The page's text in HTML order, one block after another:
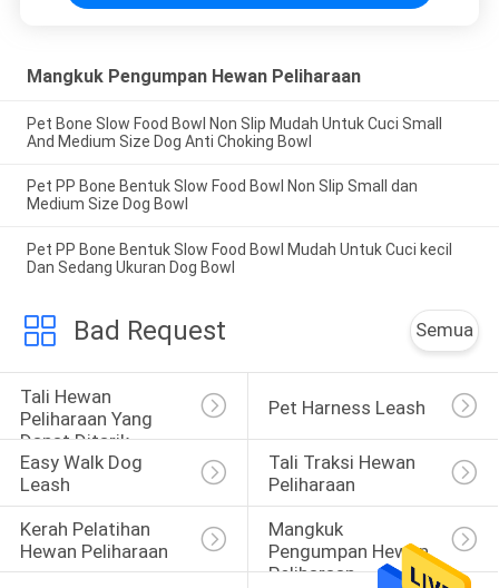
Mangkuk Pengumpan Hewan Peliharaan
Pet Bone Slow Food Bowl Non Slip Mudah Untuk Cuci Small
And Medium Size Dog Anti Choking Bowl
Pet PP Bone Bentuk Slow Food Bowl Non Slip Small dan
Medium Size Dog Bowl
Pet PP Bone Bentuk Slow Food Bowl Mudah Untuk Cuci kecil
Dan Sedang Ukuran Dog Bowl
Bad Request Semua
Tali Hewan
Peliharaan Yang
Dapat Ditarik
Pet Harness Leash
Easy Walk Dog
Leash
Tali Traksi Hewan
Peliharaan
Kerah Pelatihan
Hewan Peliharaan
Mangkuk
Pengumpan Hewan
Peliharaan